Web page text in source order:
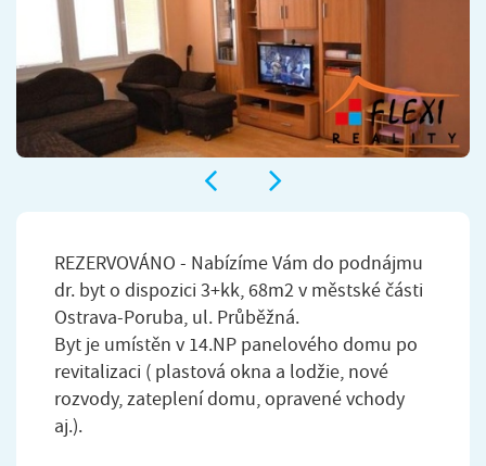
REZERVOVÁNO - Nabízíme Vám do podnájmu
dr. byt o dispozici 3+kk, 68m2 v městské části
Ostrava-Poruba, ul. Průběžná.
Byt je umístěn v 14.NP panelového domu po
revitalizaci ( plastová okna a lodžie, nové
rozvody, zateplení domu, opravené vchody
aj.).